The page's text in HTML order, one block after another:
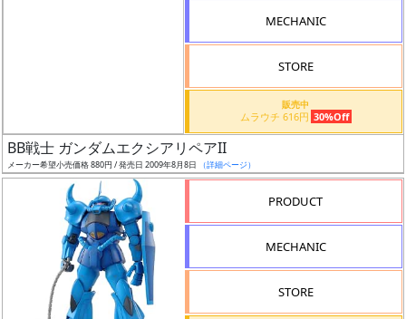
グ
レ
ー
MECHANIC
STORE
販売中
ムラウチ 616円 30%Off
BB戦士 ガンダムエクシアリペアII
メーカー希望小売価格 880円 / 発売日 2009年8月8日 （詳細ページ）
PRODUCT
MECHANIC
STORE